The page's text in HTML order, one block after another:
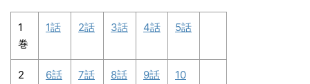
1
巻
1話 2話 3話 4話 5話
2
6話 7話 8話 9話
10